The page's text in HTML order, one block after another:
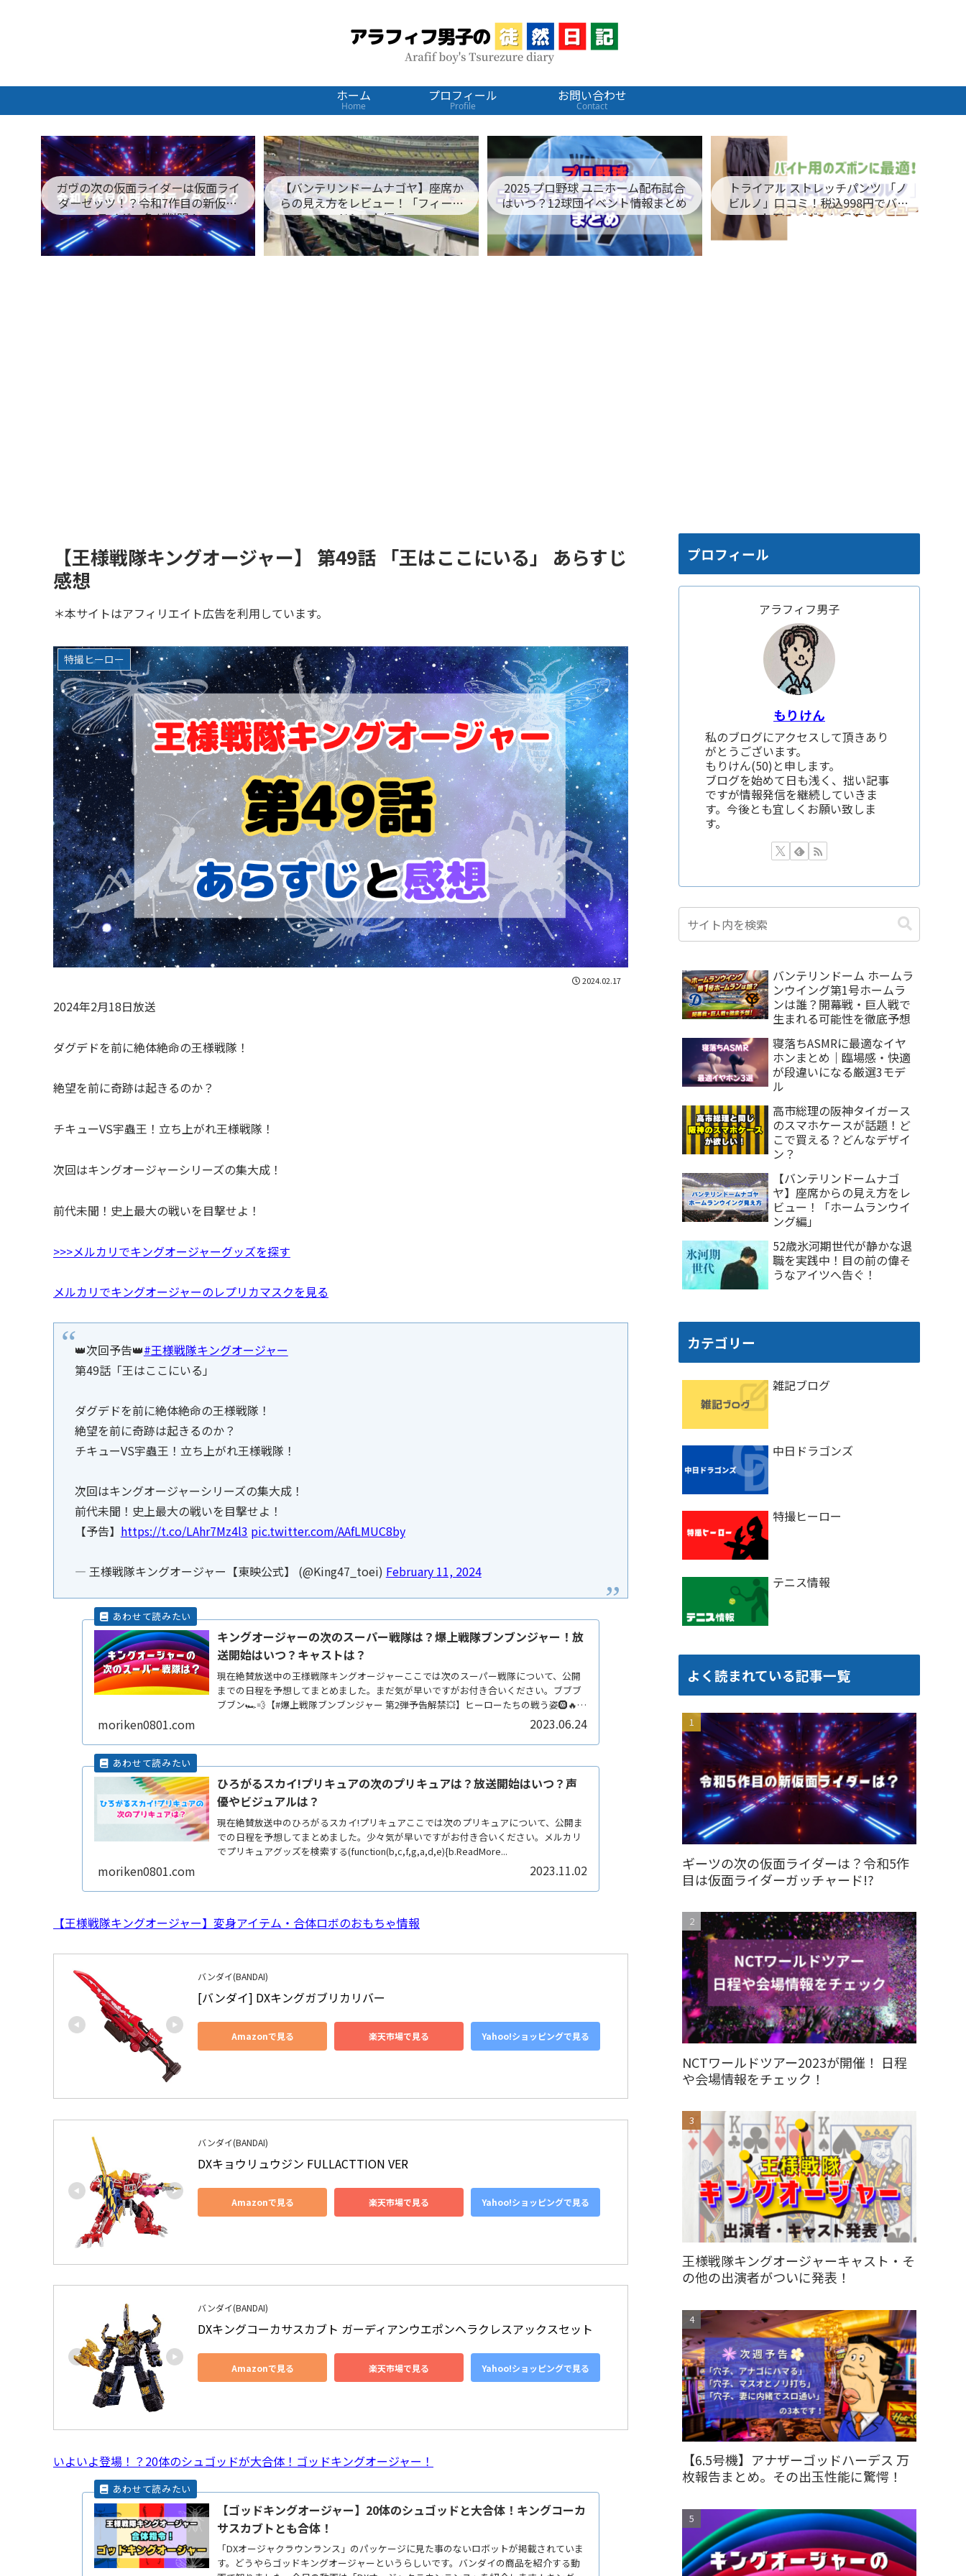
ホーム
Home
プロフィール
Profile
お問い合わせ
Contact
ガヴの次の仮面ライダーは仮面ライ
ダーゼッツ！？令和7作目の新仮面
ライダー名が判明！
【バンテリンドームナゴヤ】座席か
らの見え方をレビュー！「フィール
ドシート編」
2025 プロ野球 ユニホーム配布試合
はいつ？12球団イベント情報まとめ
トライアル ストレッチパンツ 「ノ
ビルノ」口コミ！税込998円でバイ
ト用のズボンに最適！
【王様戦隊キングオージャー】 第49話 「王はここにいる」 あらすじ
感想
＊本サイトはアフィリエイト広告を利用しています。
特撮ヒーロー
2024.02.17
2024年2月18日放送
ダグデドを前に絶体絶命の王様戦隊！
絶望を前に奇跡は起きるのか？
チキューVS宇蟲王！立ち上がれ王様戦隊！
次回はキングオージャーシリーズの集大成！
前代未聞！史上最大の戦いを目撃せよ！
>>>メルカリでキングオージャーグッズを探す
メルカリでキングオージャーのレプリカマスクを見る
👑次回予告👑#王様戦隊キングオージャー
第49話「王はここにいる」
ダグデドを前に絶体絶命の王様戦隊！
絶望を前に奇跡は起きるのか？
チキューVS宇蟲王！立ち上がれ王様戦隊！
次回はキングオージャーシリーズの集大成！
前代未聞！史上最大の戦いを目撃せよ！
【予告】 https://t.co/LAhr7Mz4l3 pic.twitter.com/AAfLMUC8by
— 王様戦隊キングオージャー【東映公式】 (@King47_toei) February 11, 2024
キングオージャーの次のスーパー戦隊は？爆上戦隊ブンブンジャー！放
送開始はいつ？キャストは？
現在絶賛放送中の王様戦隊キングオージャーここでは次のスーパー戦隊について、公開
までの日程を予想してまとめました。まだ気が早いですがお付き合いください。ブブブ
ブブン🏎💨【#爆上戦隊ブンブンジャー 第2弾予告解禁💥】ヒーローたちの戦う姿🛞🔥カ
moriken0801.com 2023.06.24
ひろがるスカイ!プリキュアの次のプリキュアは？放送開始はいつ？声
優やビジュアルは？
現在絶賛放送中のひろがるスカイ!プリキュアここでは次のプリキュアについて、公開ま
での日程を予想してまとめました。少々気が早いですがお付き合いください。メルカリ
でプリキュアグッズを検索する(function(b,c,f,g,a,d,e){b.ReadMore...
moriken0801.com 2023.11.02
【王様戦隊キングオージャー】変身アイテム・合体ロボのおもちゃ情報
バンダイ(BANDAI)
[バンダイ] DXキングガブリカリバー
Amazonで見る 楽天市場で見る Yahoo!ショッピングで見る
バンダイ(BANDAI)
DXキョウリュウジン FULLACTTION VER
Amazonで見る 楽天市場で見る Yahoo!ショッピングで見る
バンダイ(BANDAI)
DXキングコーカサスカブト ガーディアンウエポンヘラクレスアックスセット
Amazonで見る 楽天市場で見る Yahoo!ショッピングで見る
いよいよ登場！？20体のシュゴッドが大合体！ゴッドキングオージャー！
【ゴッドキングオージャー】20体のシュゴッドと大合体！キングコーカ
サスカブトとも合体！
「DXオージャクラウンランス」のパッケージに見た事のないロボットが掲載されていま
す。どうやらゴッドキングオージャーというらしいです。バンダイの商品を紹介する動
プロフィール
アラフィフ男子
もりけん
私のブログにアクセスして頂きあり
がとうございます。
もりけん(50)と申します。
ブログを始めて日も浅く、拙い記事
ですが情報発信を継続していきま
す。今後とも宜しくお願い致しま
す。
バンテリンドーム ホームラ
ンウイング第1号ホームラ
ンは誰？開幕戦・巨人戦で
生まれる可能性を徹底予想
寝落ちASMRに最適なイヤ
ホンまとめ｜臨場感・快適
が段違いになる厳選3モデ
ル
高市総理の阪神タイガース
のスマホケースが話題！ど
こで買える？どんなデザイ
ン？
【バンテリンドームナゴ
ヤ】座席からの見え方をレ
ビュー！「ホームランウイ
ング編」
52歳氷河期世代が静かな退
職を実践中！目の前の偉そ
うなアイツへ告ぐ！
カテゴリー
雑記ブログ
中日ドラゴンズ
特撮ヒーロー
テニス情報
よく読まれている記事一覧
ギーツの次の仮面ライダーは？令和5作
目は仮面ライダーガッチャード!?
NCTワールドツアー2023が開催！ 日程
や会場情報をチェック！
王様戦隊キングオージャーキャスト・そ
の他の出演者がついに発表！
【6.5号機】アナザーゴッドハーデス 万
枚報告まとめ。その出玉性能に驚愕！